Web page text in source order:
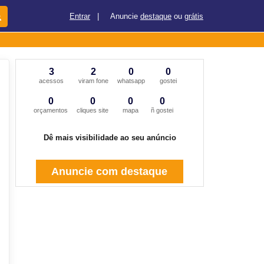
Entrar Anuncie destaque ou grátis
3
acessos
2
viram fone
0
whatsapp
0
gostei
0
orçamentos
0
cliques site
0
mapa
0
ñ gostei
Dê mais visibilidade ao seu anúncio
Anuncie com destaque